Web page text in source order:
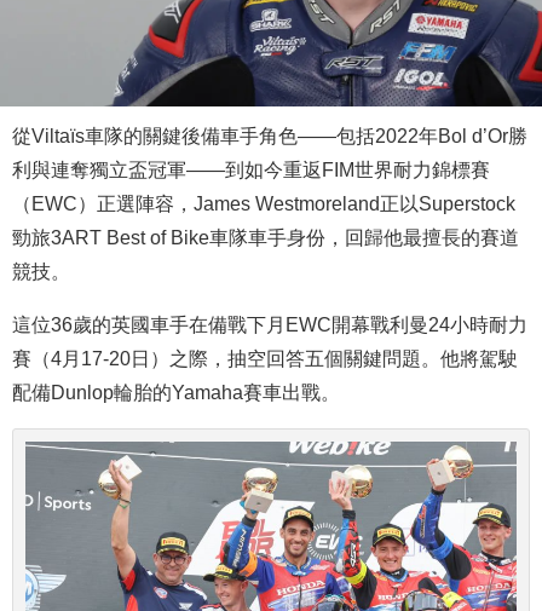
從Viltaïs車隊的關鍵後備車手角色——包括2022年Bol d’Or勝
利與連奪獨立盃冠軍——到如今重返FIM世界耐力錦標賽
（EWC）正選陣容，James Westmoreland正以Superstock
勁旅3ART Best of Bike車隊車手身份，回歸他最擅長的賽道
競技。
這位36歲的英國車手在備戰下月EWC開幕戰利曼24小時耐力
賽（4月17-20日）之際，抽空回答五個關鍵問題。他將駕駛
配備Dunlop輪胎的Yamaha賽車出戰。